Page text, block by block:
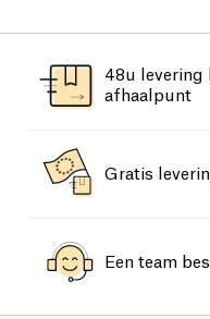
48u levering
afhaalpunt
Gratis
Een team